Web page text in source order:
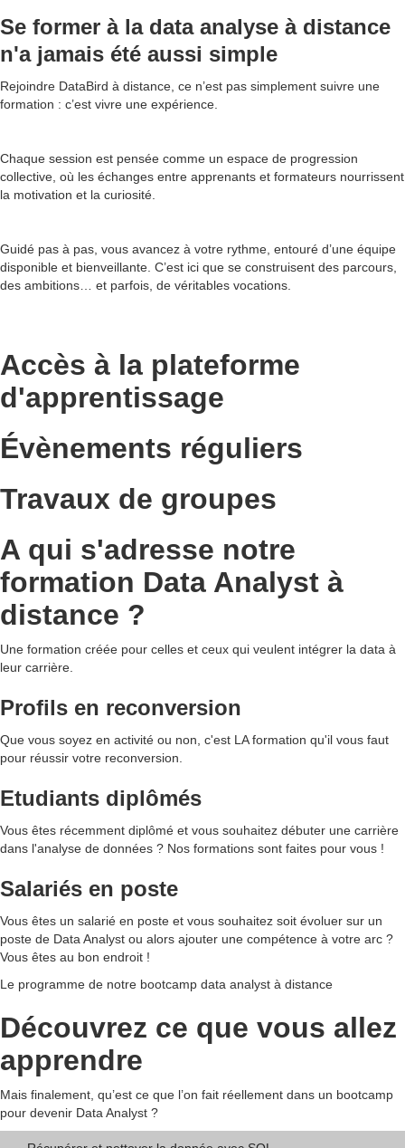
Se former à la data analyse à distance
n'a jamais été aussi simple
Rejoindre DataBird à distance, ce n’est pas simplement suivre une
formation : c’est vivre une expérience.
Chaque session est pensée comme un espace de progression
collective, où les échanges entre apprenants et formateurs nourrissent
la motivation et la curiosité.‍
Guidé pas à pas, vous avancez à votre rythme, entouré d’une équipe
disponible et bienveillante. C’est ici que se construisent des parcours,
des ambitions… et parfois, de véritables vocations.
Accès à la plateforme
d'apprentissage
Évènements réguliers
Travaux de groupes
A qui s'adresse notre
formation Data Analyst à
distance ?
Une formation créée pour celles et ceux qui veulent intégrer la data à
leur carrière.
Profils en reconversion
Que vous soyez en activité ou non, c'est LA formation qu'il vous faut
pour réussir votre reconversion.
Etudiants diplômés
Vous êtes récemment diplômé et vous souhaitez débuter une carrière
dans l'analyse de données ? Nos formations sont faites pour vous !
Salariés en poste
Vous êtes un salarié en poste et vous souhaitez soit évoluer sur un
poste de Data Analyst ou alors ajouter une compétence à votre arc ?
Vous êtes au bon endroit !
Le programme de notre bootcamp data analyst à distance
Découvrez ce que vous allez
apprendre
Mais finalement, qu’est ce que l’on fait réellement dans un bootcamp
pour devenir Data Analyst ?